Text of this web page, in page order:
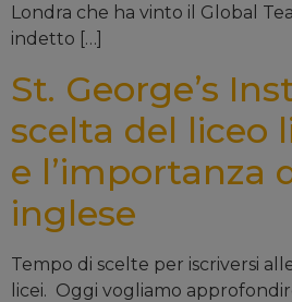
Londra che ha vinto il Global
indetto […]
St. George’s
scelta del liceo
e l’importanza
inglese
Tempo di scelte per iscriversi
licei. Oggi vogliamo